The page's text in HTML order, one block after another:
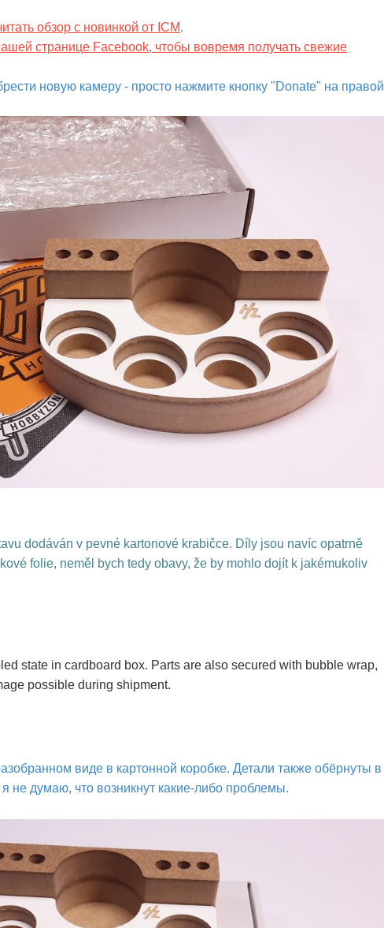
обзор с новинкой от ICM.
странице Facebook, чтобы вовремя получать свежие
новую камеру - просто нажмите кнопку "Donate" на правой
dodáván v pevné kartonové krabičce. Díly jsou navíc opatrně
folie, neměl bych tedy obavy, že by mohlo dojít k jakémukoliv
state in cardboard box. Parts are also secured with bubble wrap,
possible during shipment.
виде в картонной коробке. Детали также обёрнуты в
я не думаю, что возникнут какие-либо проблемы.